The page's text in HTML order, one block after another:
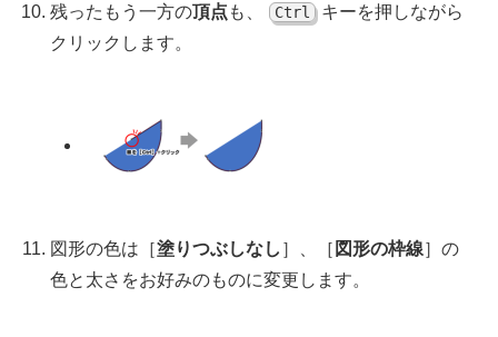
残ったもう一方の頂点 も、 Ctrl
キーを押しながら
クリックします。
図形の色は［塗りつぶしなし ］、［ 図形の枠線］の
色と太さをお好みのものに変更します。